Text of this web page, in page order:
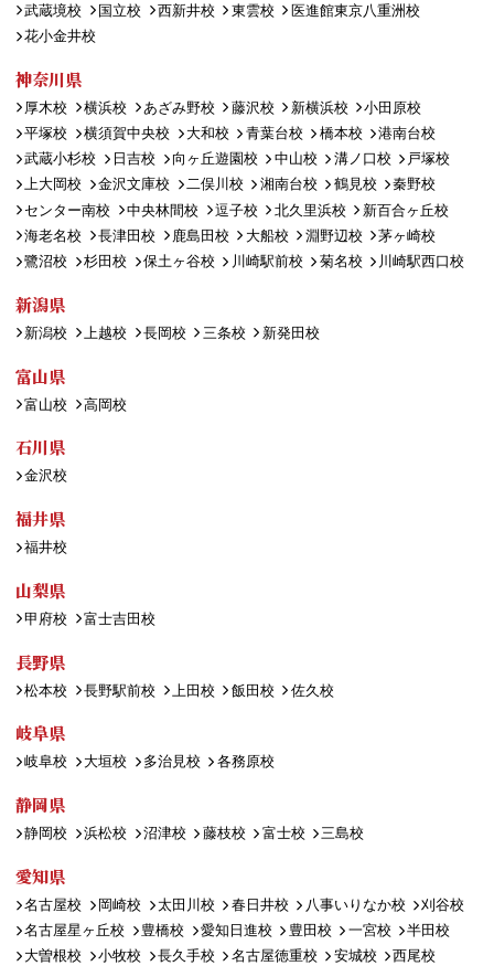
武蔵境校
国立校 西新井校 東雲校
医進館東京八重洲校
花小金井校
神奈川県
厚木校 横浜校 あざみ野校 藤沢校 新横浜校
小田原校
平塚校
横須賀中央校 大和校 青葉台校 橋本校
港南台校
武蔵小杉校
日吉校 向ヶ丘遊園校 中山校 溝ノ口校
戸塚校
上大岡校
金沢文庫校 二俣川校 湘南台校 鶴見校
秦野校
センター南校
中央林間校 逗子校 北久里浜校
新百合ヶ丘校
海老名校
長津田校 鹿島田校 大船校 淵野辺校
茅ヶ崎校
鷺沼校
杉田校 保土ヶ谷校 川崎駅前校 菊名校 川崎駅西口校
新潟県
新潟校 上越校 長岡校 三条校 新発田校
富山県
富山校 高岡校
石川県
金沢校
福井県
福井校
山梨県
甲府校 富士吉田校
長野県
松本校 長野駅前校 上田校 飯田校 佐久校
岐阜県
岐阜校 大垣校 多治見校 各務原校
静岡県
静岡校 浜松校 沼津校 藤枝校 富士校 三島校
愛知県
名古屋校 岡崎校 太田川校 春日井校 八事いりなか校
刈谷校
名古屋星ヶ丘校
豊橋校 愛知日進校 豊田校 一宮校
半田校
大曽根校
小牧校 長久手校 名古屋徳重校 安城校
西尾校